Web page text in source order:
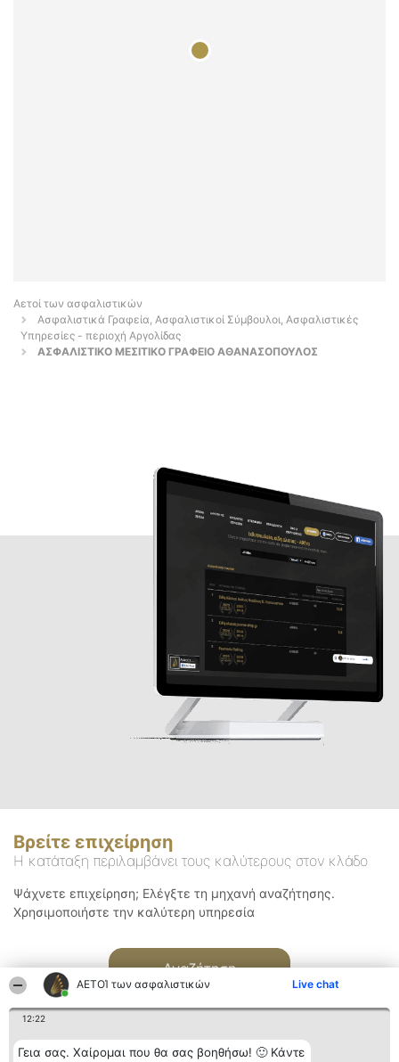
ΑΕΤΟΊ των ασφαλιστικών Live chat
12:22
Γεια σας. Χαίρομαι που θα σας βοηθήσω! 🙂 Κάντε
Αετοί των ασφαλιστικών
Ασφαλιστικά Γραφεία, Ασφαλιστικοί Σύμβουλοι, Ασφαλιστικές
Υπηρεσίες - περιοχή Αργολίδας
ΑΣΦΑΛΙΣΤΙΚΟ ΜΕΣΙΤΙΚΟ ΓΡΑΦΕΙΟ ΑΘΑΝΑΣΟΠΟΥΛΟΣ
Βρείτε επιχείρηση
Η κατάταξη περιλαμβάνει τους καλύτερους στον κλάδο
Ψάχνετε επιχείρηση; Ελέγξτε τη μηχανή αναζήτησης.
Χρησιμοποιήστε την καλύτερη υπηρεσία
Αναζήτηση